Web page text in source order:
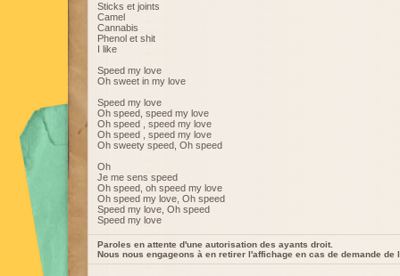
Sticks et joints
Camel
Cannabis
Phenol et shit
I like
Speed my love
Oh sweet in my love
Speed my love
Oh speed, speed my love
Oh speed , speed my love
Oh speed , speed my love
Oh sweety speed, Oh speed
Oh
Je me sens speed
Oh speed, oh speed my love
Oh speed my love, Oh speed
Speed my love, Oh speed
Speed my love
Paroles en attente d'une autorisation des ayants droit.
Nous nous engageons à en retirer l'affichage en cas de demande de